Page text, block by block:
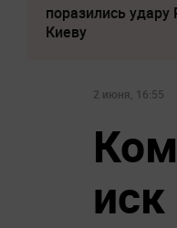
поразились удару
Киеву
2 июня, 16:55